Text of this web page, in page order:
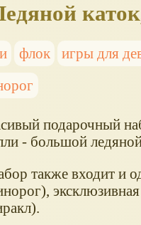
флок игры для
подарочный
- большой
также входит и